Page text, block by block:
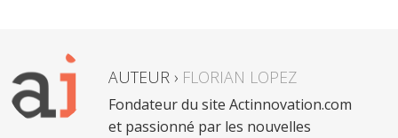
AUTEUR › FLORIAN LOPEZ
Fondateur du site Actinnovation.com
et passionné par les nouvelles